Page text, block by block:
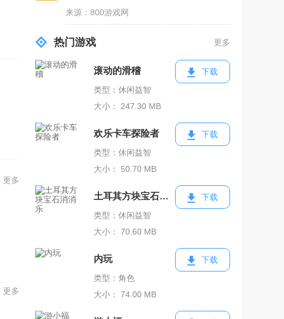
更多
更多
来源：800游戏网
热门游戏 更多
滚动的滑稽
类型：休闲益智
大小： 247.30 MB
下载
欢乐卡车探险者
类型：休闲益智
大小： 50.70 MB
下载
土耳其方块宝石消消乐
类型：休闲益智
大小： 70.60 MB
下载
内玩
类型：角色
大小： 74.00 MB
下载